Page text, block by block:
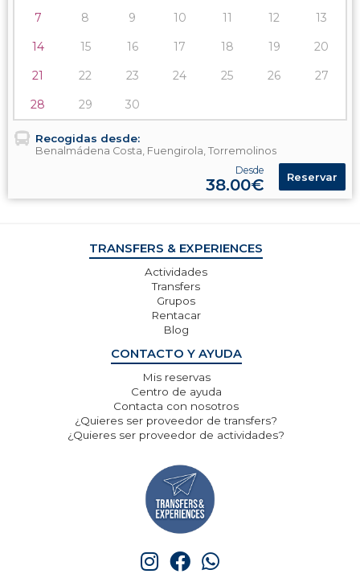
7
8 9 10 11 12
13
14
15 16 17 18 19
20
21
22 23 24 25 26
27
28
29 30
Recogidas desde:
Benalmádena Costa, Fuengirola, Torremolinos
Desde
38.00€ Reservar
TRANSFERS & EXPERIENCES
Actividades
Transfers
Grupos
Rentacar
Blog
CONTACTO Y AYUDA
Mis reservas
Centro de ayuda
Contacta con nosotros
¿Quieres ser proveedor de transfers?
¿Quieres ser proveedor de actividades?